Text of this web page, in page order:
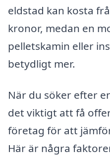
eldstad kan kosta
kronor, medan en
pelletskamin eller
betydligt mer.
När du söker efter
det viktigt att få
företag för att
Här är några